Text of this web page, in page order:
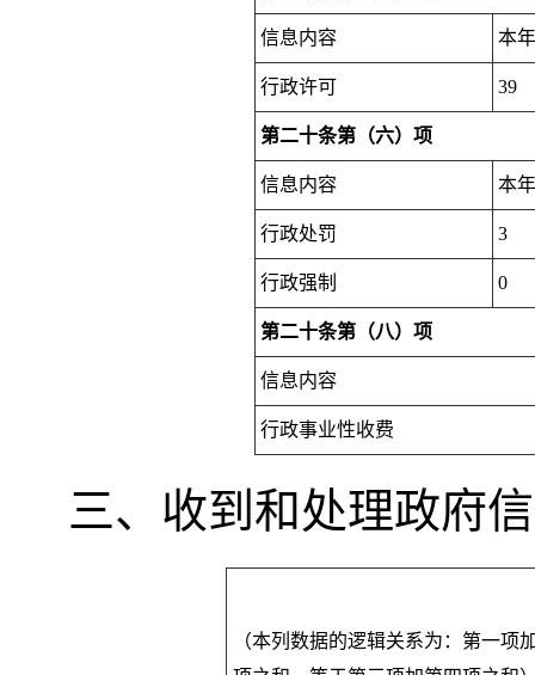
信息内容 本
行政许可 39
第二十条第（六）项
信息内容 本
行政处罚 3
行政强制 0
第二十条第（八）项
信息内容
行政事业性收费
三、收到和处理政府
（本列数据的逻辑关系为：第一项